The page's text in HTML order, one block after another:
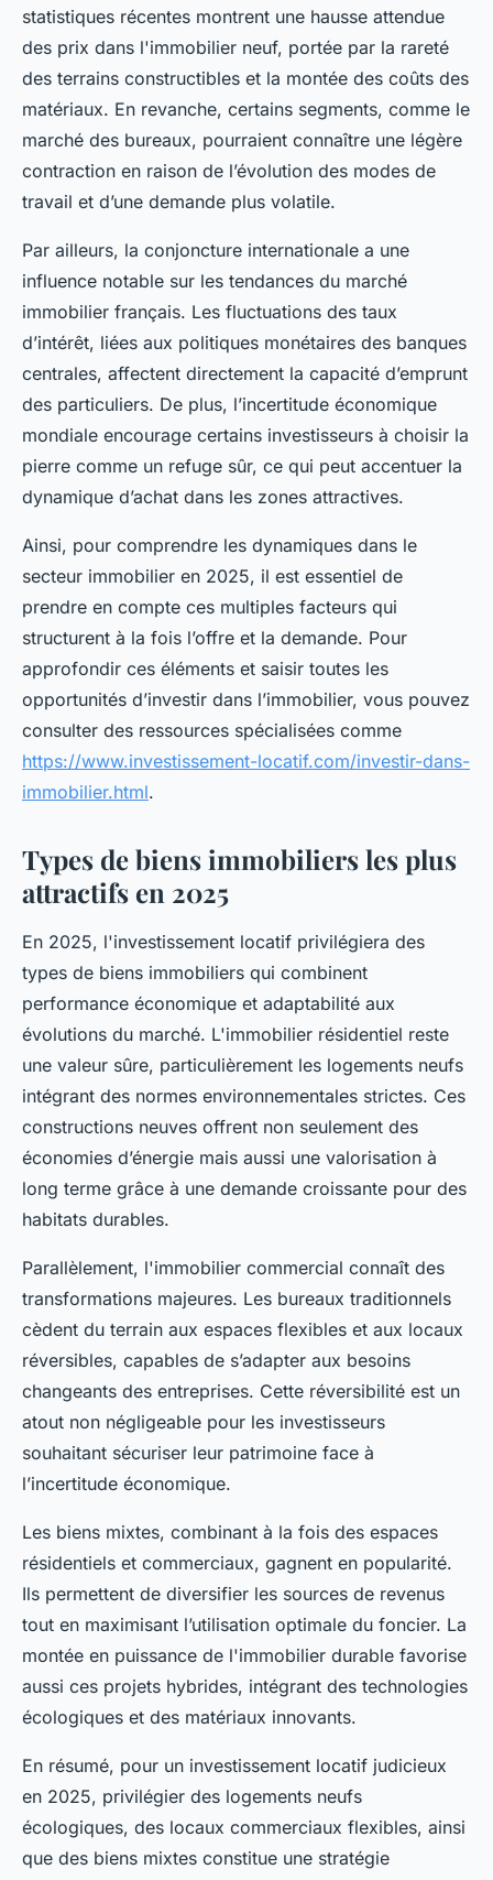
statistiques récentes montrent une hausse attendue
des prix dans l'immobilier neuf, portée par la rareté
des terrains constructibles et la montée des coûts des
matériaux. En revanche, certains segments, comme le
marché des bureaux, pourraient connaître une légère
contraction en raison de l’évolution des modes de
travail et d’une demande plus volatile.
Par ailleurs, la conjoncture internationale a une
influence notable sur les tendances du marché
immobilier français. Les fluctuations des taux
d’intérêt, liées aux politiques monétaires des banques
centrales, affectent directement la capacité d’emprunt
des particuliers. De plus, l’incertitude économique
mondiale encourage certains investisseurs à choisir la
pierre comme un refuge sûr, ce qui peut accentuer la
dynamique d’achat dans les zones attractives.
Ainsi, pour comprendre les dynamiques dans le
secteur immobilier en 2025, il est essentiel de
prendre en compte ces multiples facteurs qui
structurent à la fois l’offre et la demande. Pour
approfondir ces éléments et saisir toutes les
opportunités d’investir dans l’immobilier, vous pouvez
consulter des ressources spécialisées comme
https://www.investissement-locatif.com/investir-dans-
immobilier.html.
Types de biens immobiliers les plus
attractifs en 2025
En 2025, l'investissement locatif privilégiera des
types de biens immobiliers qui combinent
performance économique et adaptabilité aux
évolutions du marché. L'immobilier résidentiel reste
une valeur sûre, particulièrement les logements neufs
intégrant des normes environnementales strictes. Ces
constructions neuves offrent non seulement des
économies d’énergie mais aussi une valorisation à
long terme grâce à une demande croissante pour des
habitats durables.
Parallèlement, l'immobilier commercial connaît des
transformations majeures. Les bureaux traditionnels
cèdent du terrain aux espaces flexibles et aux locaux
réversibles, capables de s’adapter aux besoins
changeants des entreprises. Cette réversibilité est un
atout non négligeable pour les investisseurs
souhaitant sécuriser leur patrimoine face à
l’incertitude économique.
Les biens mixtes, combinant à la fois des espaces
résidentiels et commerciaux, gagnent en popularité.
Ils permettent de diversifier les sources de revenus
tout en maximisant l’utilisation optimale du foncier. La
montée en puissance de l'immobilier durable favorise
aussi ces projets hybrides, intégrant des technologies
écologiques et des matériaux innovants.
En résumé, pour un investissement locatif judicieux
en 2025, privilégier des logements neufs
écologiques, des locaux commerciaux flexibles, ainsi
que des biens mixtes constitue une stratégie